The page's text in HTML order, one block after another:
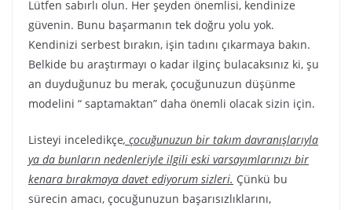
Lütfen sabırlı olun. Her şeyden önemlisi, kendinize
güvenin. Bunu başarmanın tek doğru yolu yok.
Kendinizi serbest bırakın, işin tadını çıkarmaya bakın.
Belkide bu araştırmayı o kadar ilginç bulacaksınız ki, şu
an duyduğunuz bu merak, çocuğunuzun düşünme
modelini “ saptamaktan” daha önemli olacak sizin için.
Listeyi inceledikçe, çocuğunuzun bir takım davranışlarıyla
ya da bunların nedenleriyle ilgili eski varsayımlarınızı bir
kenara bırakmaya davet ediyorum sizleri. Çünkü bu
sürecin amacı, çocuğunuzun başarısızlıklarını,